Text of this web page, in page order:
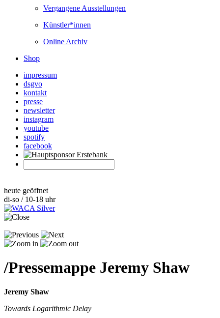
Vergangene Ausstellungen
Künstler*innen
Online Archiv
Shop
impressum
dsgvo
kontakt
presse
newsletter
instagram
youtube
spotify
facebook
heute geöffnet
di-so / 10-18 uhr
/Pressemappe Jeremy Shaw
Jeremy Shaw
Towards Logarithmic Delay